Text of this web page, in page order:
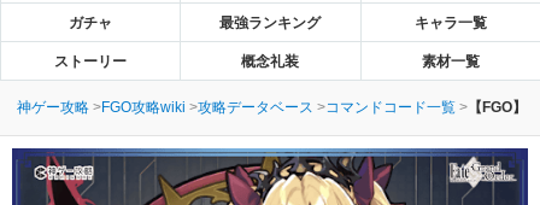
ガチャ 最強ランキング キャラ一覧
ストーリー 概念礼装 素材一覧
神ゲー攻略 FGO攻略wiki 攻略データベース コマンドコード一覧 【FGO】